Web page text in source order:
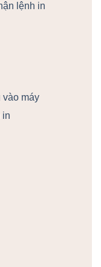
lệnh in
vào máy
in